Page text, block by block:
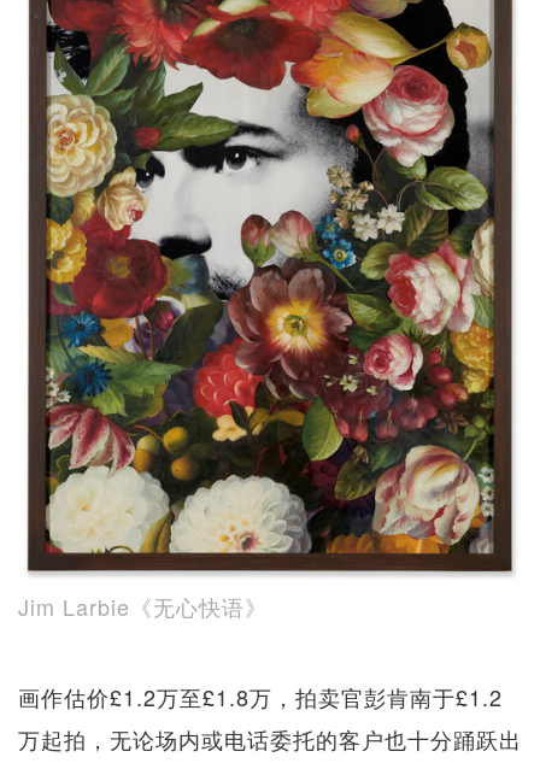
Jim Larbie《无心快语》
画作估价£1.2万至£1.8万，拍卖官彭肯南于£1.2
万起拍，无论场内或电话委托的客户也十分踊跃出